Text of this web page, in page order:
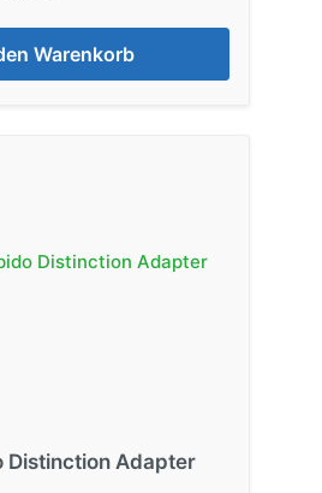
Warenkorb
Distinction Adapter